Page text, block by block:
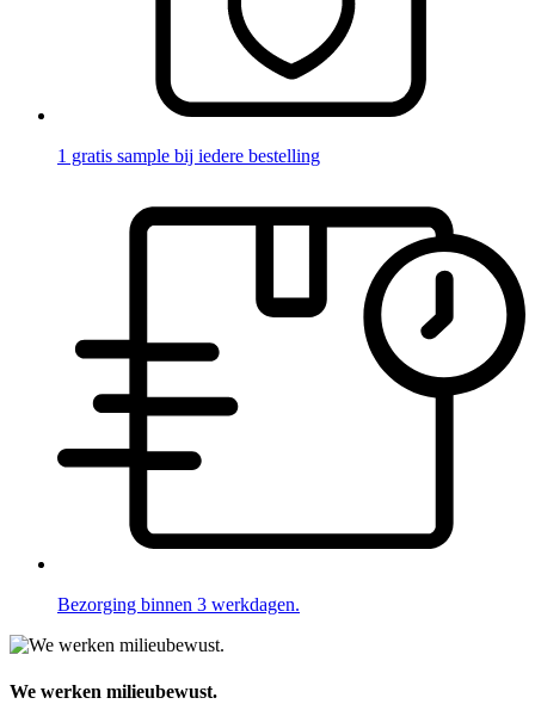
1 gratis sample bij iedere bestelling
Bezorging binnen 3 werkdagen.
We werken milieubewust.